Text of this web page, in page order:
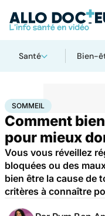
Santé Bien-
AccueilSanté
SOMMEIL
Comment
pour mieux
Vous vous réveillez
bloquées ou des
bien être la cause de
critères à connaître